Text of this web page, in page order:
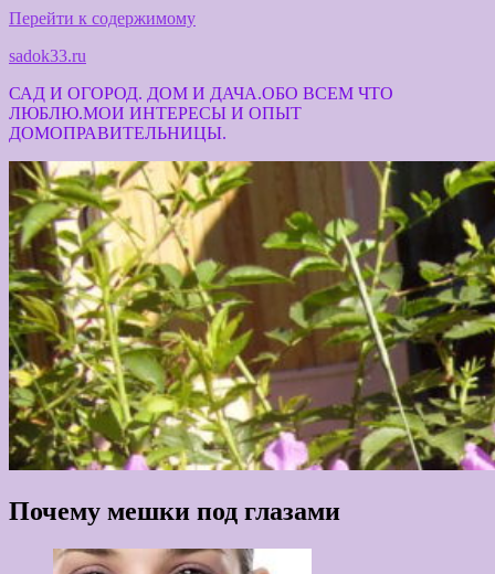
Перейти к содержимому
sadok33.ru
САД И ОГОРОД. ДОМ И ДАЧА.ОБО ВСЕМ ЧТО
ЛЮБЛЮ.МОИ ИНТЕРЕСЫ И ОПЫТ
ДОМОПРАВИТЕЛЬНИЦЫ.
Почему мешки под глазами